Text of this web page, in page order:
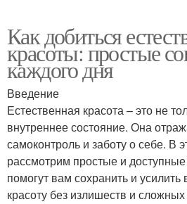
Как добиться
красоты: простые
каждого дня
Введение
Естественная красота – это не
внутреннее состояние. Она
самоконтроль и заботу о себе. В
рассмотрим простые и
помогут вам сохранить и
красоту без излишеств и